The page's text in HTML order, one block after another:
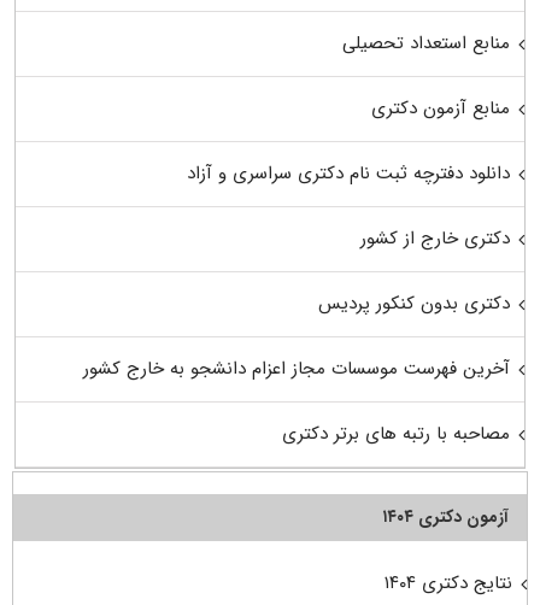
منابع استعداد تحصیلی
منابع آزمون دکتری
دانلود دفترچه ثبت نام دکتری سراسری و آزاد
دکتری خارج از کشور
دکتری بدون کنکور پردیس
آخرین فهرست موسسات مجاز اعزام دانشجو به خارج کشور
مصاحبه با رتبه های برتر دکتری
آزمون دکتری ۱۴۰۴
نتایج دکتری ۱۴۰۴